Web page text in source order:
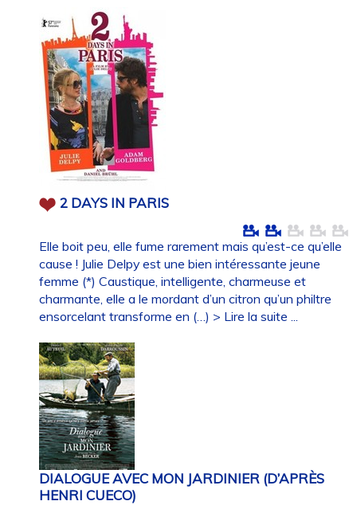
2 DAYS IN PARIS
Elle boit peu, elle fume rarement mais qu’est-ce qu’elle
cause ! Julie Delpy est une bien intéressante jeune
femme (*) Caustique, intelligente, charmeuse et
charmante, elle a le mordant d’un citron qu’un philtre
ensorcelant transforme en (…) > Lire la suite ...
DIALOGUE AVEC MON JARDINIER (D’APRÈS
HENRI CUECO)